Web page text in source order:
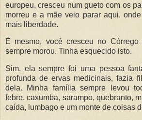
europeu, cresceu num gueto com os
morreu e a mãe veio parar aqui,
mais liberdade.
É mesmo, você cresceu no
sempre morou. Tinha esquecido isto.
Sim, ela sempre foi uma pessoa
profunda de ervas medicinais, fazia
dela. Minha família sempre levou
febre, caxumba, sarampo, quebranto,
caída, lumbago e um monte de coisas